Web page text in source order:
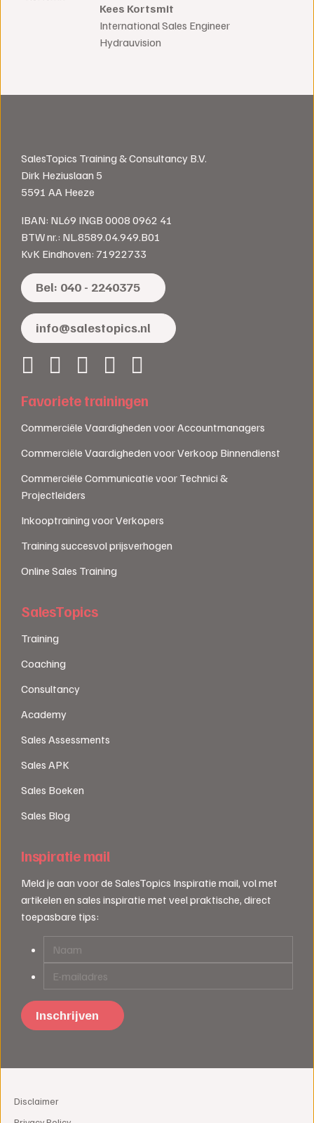
Kees Kortsmit
International Sales Engineer
Hydrauvision
SalesTopics Training & Consultancy B.V.
Dirk Heziuslaan 5
5591 AA Heeze
IBAN: NL69 INGB 0008 0962 41
BTW nr.: NL.8589.04.949.B01
KvK Eindhoven: 71922733
Bel: 040 - 2240375
info@salestopics.nl
Favoriete trainingen
Commerciële Vaardigheden voor Accountmanagers
Commerciële Vaardigheden voor Verkoop Binnendienst
Commerciële Communicatie voor Technici &
Projectleiders
Inkooptraining voor Verkopers
Training succesvol prijsverhogen
Online Sales Training
SalesTopics
Training
Coaching
Consultancy
Academy
Sales Assessments
Sales APK
Sales Boeken
Sales Blog
Inspiratie mail
Meld je aan voor de SalesTopics Inspiratie mail, vol met
artikelen en sales inspiratie met veel praktische, direct
toepasbare tips:
Disclaimer